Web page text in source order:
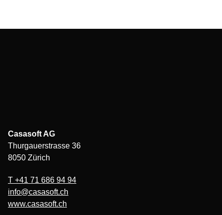
Casasoft AG
Thurgauerstrasse 36
8050 Zürich
T +41 71 686 94 94
info@casasoft.ch
www.casasoft.ch